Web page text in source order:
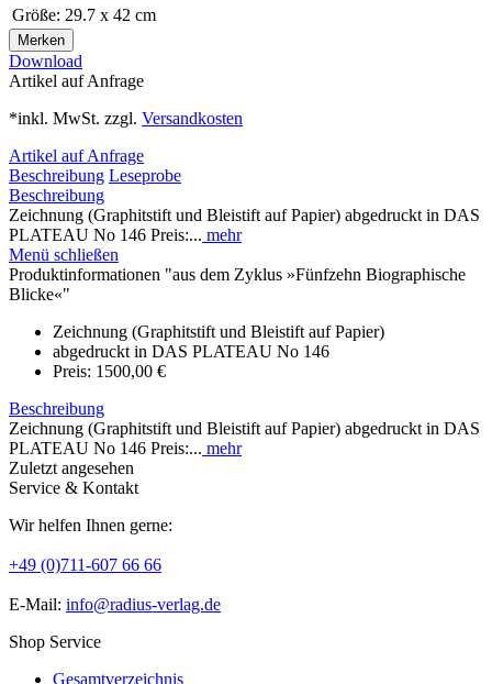
Größe: 29.7 x 42 cm
Merken
Download
Artikel auf Anfrage
*inkl. MwSt. zzgl. Versandkosten
Artikel auf Anfrage
Beschreibung Leseprobe
Beschreibung
Zeichnung (Graphitstift und Bleistift auf Papier) abgedruckt in DAS
PLATEAU No 146 Preis:... mehr
Menü schließen
Produktinformationen "aus dem Zyklus »Fünfzehn Biographische
Blicke«"
Zeichnung (Graphitstift und Bleistift auf Papier)
abgedruckt in DAS PLATEAU No 146
Preis: 1500,00 €
Beschreibung
Zeichnung (Graphitstift und Bleistift auf Papier) abgedruckt in DAS
PLATEAU No 146 Preis:... mehr
Zuletzt angesehen
Service & Kontakt
Wir helfen Ihnen gerne:
+49 (0)711-607 66 66
E-Mail: info@radius-verlag.de
Shop Service
Gesamtverzeichnis